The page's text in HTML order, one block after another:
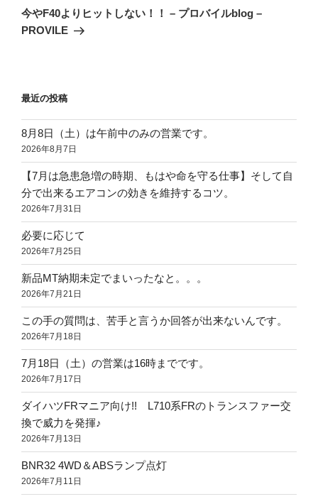
ゲ
ー
の
投
今やF40よりヒットしない！！ – プロバイルblog –
PROVILE
最近の投稿
8月8日（土）は午前中のみの営業です。
2026年8月7日
【7月は急患急増の時期、もはや命を守る仕事】そして自
分で出来るエアコンの効きを維持するコツ。
2026年7月31日
必要に応じて
2026年7月25日
新品MT納期未定でまいったなと。。。
2026年7月21日
この手の質問は、苦手と言うか回答が出来ないんです。
2026年7月18日
7月18日（土）の営業は16時までです。
2026年7月17日
ダイハツFRマニア向け!! L710系FRのトランスファー交
換で威力を発揮♪
2026年7月13日
BNR32 4WD＆ABSランプ点灯
2026年7月11日